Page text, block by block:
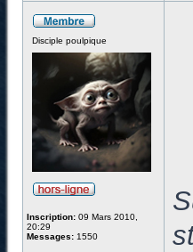
Disciple poulpique
Inscription: 09 Mars 2010,
20:29
Messages: 1550